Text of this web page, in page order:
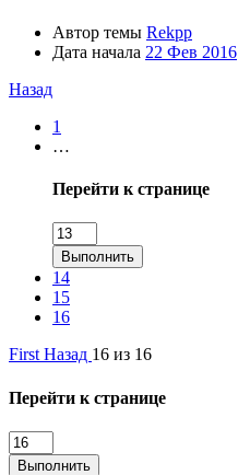
Автор темы Rekpp
Дата начала 22 Фев 2016
Назад
1
…
Перейти к странице
Выполнить
14
15
16
First Назад 16 из 16
Перейти к странице
Выполнить